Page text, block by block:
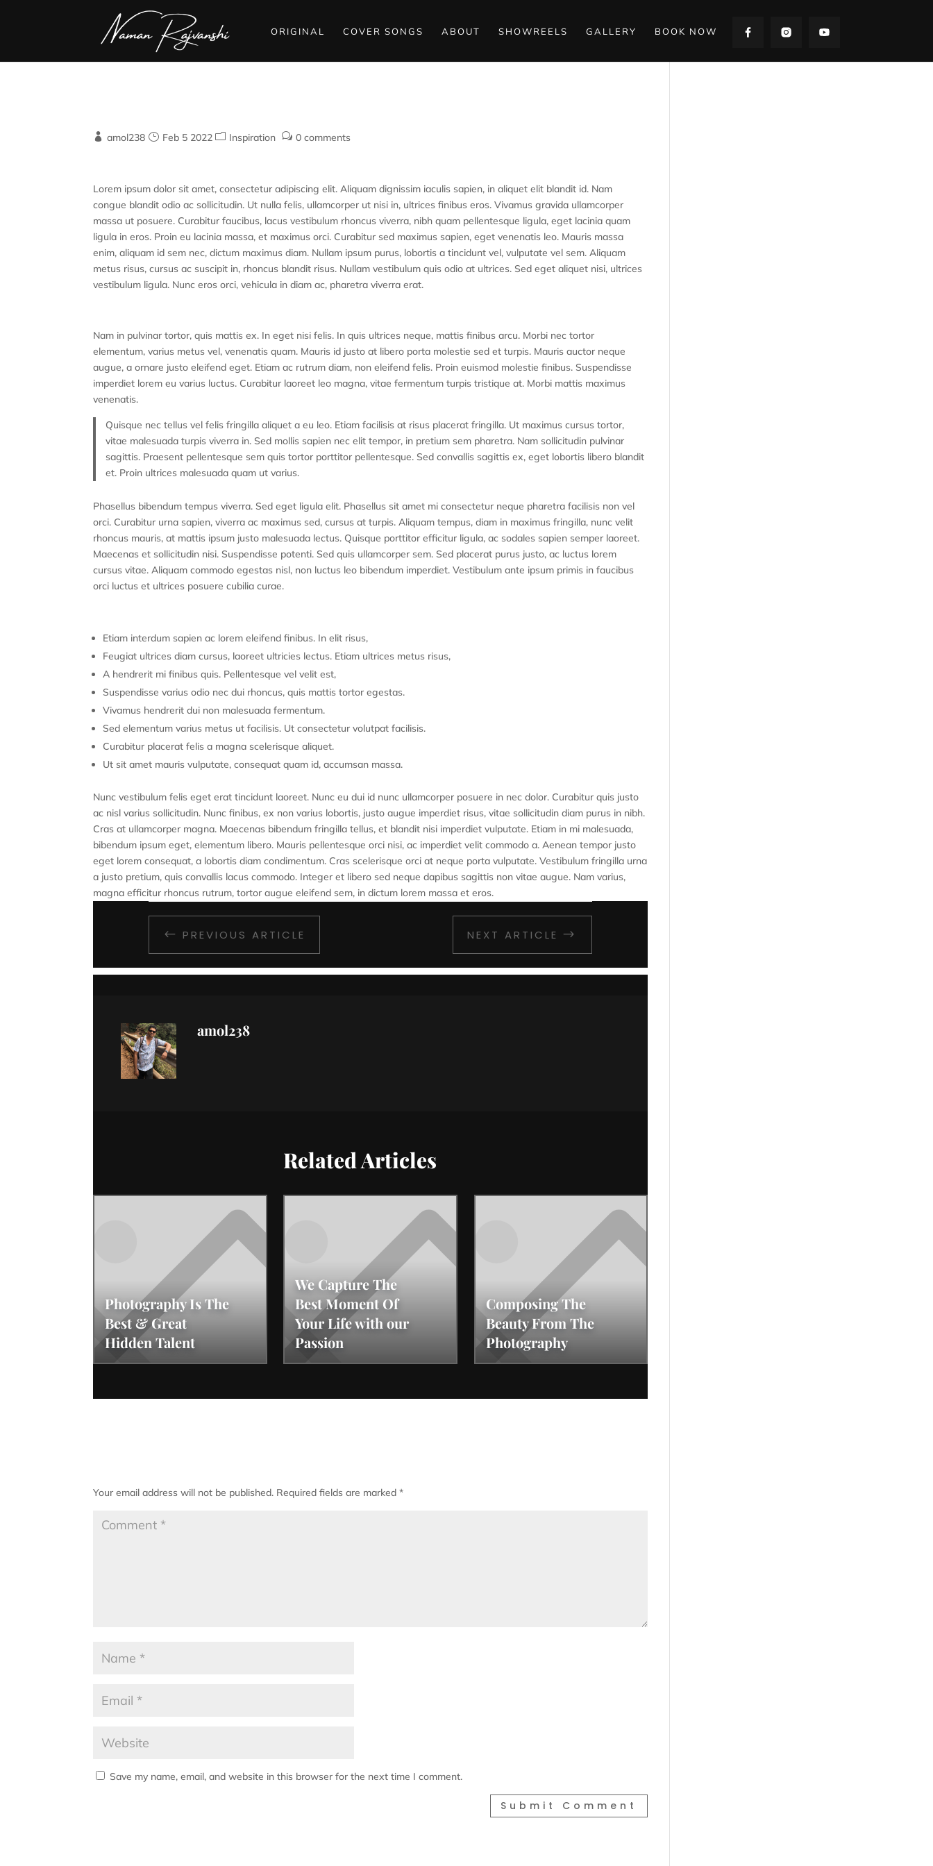
ORIGINAL COVER SONGS ABOUT SHOWREELS GALLERY BOOK NOW
amol238 Feb 5 2022 Inspiration 0 comments
Lorem ipsum dolor sit amet, consectetur adipiscing elit. Aliquam dignissim iaculis sapien, in aliquet elit blandit id. Nam
congue blandit odio ac sollicitudin. Ut nulla felis, ullamcorper ut nisi in, ultrices finibus eros. Vivamus gravida ullamcorper
massa ut posuere. Curabitur faucibus, lacus vestibulum rhoncus viverra, nibh quam pellentesque ligula, eget lacinia quam
ligula in eros. Proin eu lacinia massa, et maximus orci. Curabitur sed maximus sapien, eget venenatis leo. Mauris massa
enim, aliquam id sem nec, dictum maximus diam. Nullam ipsum purus, lobortis a tincidunt vel, vulputate vel sem. Aliquam
metus risus, cursus ac suscipit in, rhoncus blandit risus. Nullam vestibulum quis odio at ultrices. Sed eget aliquet nisi, ultrices
vestibulum ligula. Nunc eros orci, vehicula in diam ac, pharetra viverra erat.
Nam in pulvinar tortor, quis mattis ex. In eget nisi felis. In quis ultrices neque, mattis finibus arcu. Morbi nec tortor
elementum, varius metus vel, venenatis quam. Mauris id justo at libero porta molestie sed et turpis. Mauris auctor neque
augue, a ornare justo eleifend eget. Etiam ac rutrum diam, non eleifend felis. Proin euismod molestie finibus. Suspendisse
imperdiet lorem eu varius luctus. Curabitur laoreet leo magna, vitae fermentum turpis tristique at. Morbi mattis maximus
venenatis.
Quisque nec tellus vel felis fringilla aliquet a eu leo. Etiam facilisis at risus placerat fringilla. Ut maximus cursus tortor,
vitae malesuada turpis viverra in. Sed mollis sapien nec elit tempor, in pretium sem pharetra. Nam sollicitudin pulvinar
sagittis. Praesent pellentesque sem quis tortor porttitor pellentesque. Sed convallis sagittis ex, eget lobortis libero blandit
et. Proin ultrices malesuada quam ut varius.
Phasellus bibendum tempus viverra. Sed eget ligula elit. Phasellus sit amet mi consectetur neque pharetra facilisis non vel
orci. Curabitur urna sapien, viverra ac maximus sed, cursus at turpis. Aliquam tempus, diam in maximus fringilla, nunc velit
rhoncus mauris, at mattis ipsum justo malesuada lectus. Quisque porttitor efficitur ligula, ac sodales sapien semper laoreet.
Maecenas et sollicitudin nisi. Suspendisse potenti. Sed quis ullamcorper sem. Sed placerat purus justo, ac luctus lorem
cursus vitae. Aliquam commodo egestas nisl, non luctus leo bibendum imperdiet. Vestibulum ante ipsum primis in faucibus
orci luctus et ultrices posuere cubilia curae.
Etiam interdum sapien ac lorem eleifend finibus. In elit risus,
Feugiat ultrices diam cursus, laoreet ultricies lectus. Etiam ultrices metus risus,
A hendrerit mi finibus quis. Pellentesque vel velit est,
Suspendisse varius odio nec dui rhoncus, quis mattis tortor egestas.
Vivamus hendrerit dui non malesuada fermentum.
Sed elementum varius metus ut facilisis. Ut consectetur volutpat facilisis.
Curabitur placerat felis a magna scelerisque aliquet.
Ut sit amet mauris vulputate, consequat quam id, accumsan massa.
Nunc vestibulum felis eget erat tincidunt laoreet. Nunc eu dui id nunc ullamcorper posuere in nec dolor. Curabitur quis justo
ac nisl varius sollicitudin. Nunc finibus, ex non varius lobortis, justo augue imperdiet risus, vitae sollicitudin diam purus in nibh.
Cras at ullamcorper magna. Maecenas bibendum fringilla tellus, et blandit nisi imperdiet vulputate. Etiam in mi malesuada,
bibendum ipsum eget, elementum libero. Mauris pellentesque orci nisi, ac imperdiet velit commodo a. Aenean tempor justo
eget lorem consequat, a lobortis diam condimentum. Cras scelerisque orci at neque porta vulputate. Vestibulum fringilla urna
a justo pretium, quis convallis lacus commodo. Integer et libero sed neque dapibus sagittis non vitae augue. Nam varius,
magna efficitur rhoncus rutrum, tortor augue eleifend sem, in dictum lorem massa et eros.
# PREVIOUS ARTICLE NEXT ARTICLE $
amol238
Related Articles
Photography Is The
Best & Great
Hidden Talent
We Capture The
Best Moment Of
Your Life with our
Passion
Composing The
Beauty From The
Photography
Your email address will not be published. Required fields are marked*
Save my name, email, and website in this browser for the next time I comment.